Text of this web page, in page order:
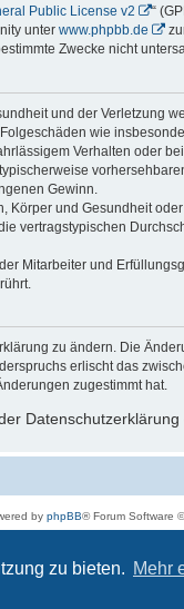
zu bieten. Mehr
Public License v2 “
unter www.phpbb.de
Zwecke nicht
und der
wie
Verhalten oder
Gewinn.
und Gesundheit
vertragstypischen
Mitarbeiter und
zu ändern. Die
erlischt das
zugestimmt hat.
Datenschutzerklärung
by phpBB® Forum Software